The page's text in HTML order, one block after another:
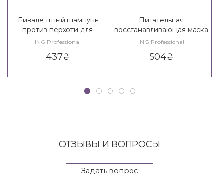
Бивалентный шампунь
против перхоти для
жирной кожи головы ING
ING Professional
437₴
Питательная
восстанавливающая маска
ING Treating
ING Professional
504₴
ОТЗЫВЫ И ВОПРОСЫ
Задать вопрос